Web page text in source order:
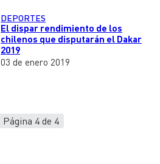
DEPORTES
El dispar rendimiento de los
chilenos que disputarán el Dakar
2019
03 de enero 2019
Página 4 de 4